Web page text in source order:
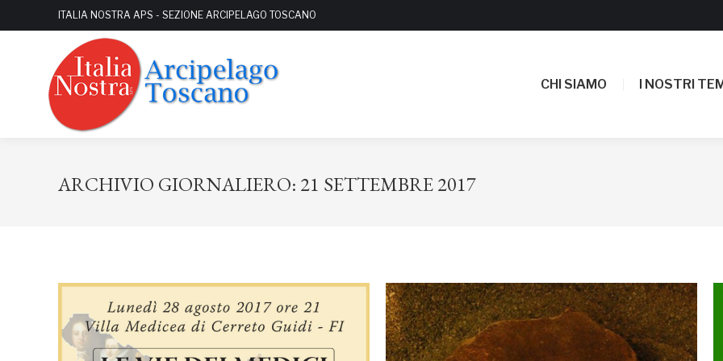
ITALIA NOSTRA APS - SEZIONE ARCIPELAGO TOSCANO
CHI SIAMO I NOSTRI
ARCHIVIO GIORNALIERO: 21 SETTEMBRE 2017